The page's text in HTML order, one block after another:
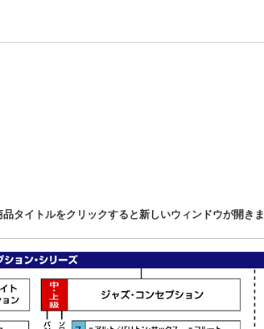
タイトルをクリックすると新しいウィンドウが開きま